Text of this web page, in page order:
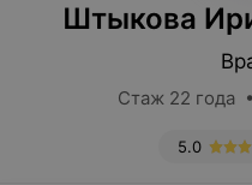
Штыкова
Стаж 22 года
5.0